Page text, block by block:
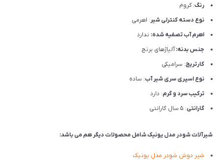
رنگ: کروم
نوع دسته کنترلی شیر: اهرمی
اهرم آب تصفیه شده: ندارد
جنس بدنه:آلیاژهای برنج
کارتریج: سرامیکی
نوع اسپری سری شیر آب: ساده
ترکیب سرد و گرم: دارد
گارانتی: 5 سال گارانتی
شیرآلات شودر مدل یونیک شامل محصولات دیگر هم می باشد:
شیر دوش شودر مدل یونیک